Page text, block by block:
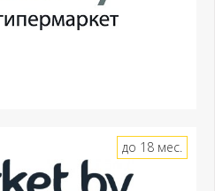
до 18 мес.